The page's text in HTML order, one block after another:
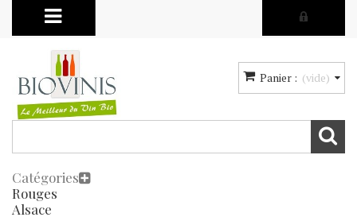
Catégories
Rouges
Alsace
Panier : (vide)